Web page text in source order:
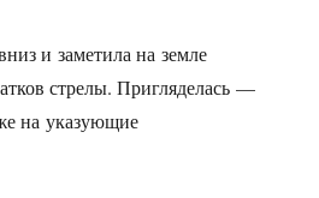
и заметила на земле
стрелы. Пригляделась —
на указующие